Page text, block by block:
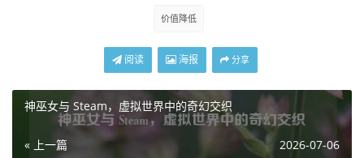
响，Steam 平台对于违规行为的打击力度不断加强，一旦账
号被发现存在作弊、恶意交易、违反社区规定等行为，极有
可能被封禁，一个随时面临封禁风险的账号，其价值自然会
价值降低
阅读 海报 分享
神巫女与 Steam，虚拟世界中的奇幻交织
« 上一篇 2026-07-06